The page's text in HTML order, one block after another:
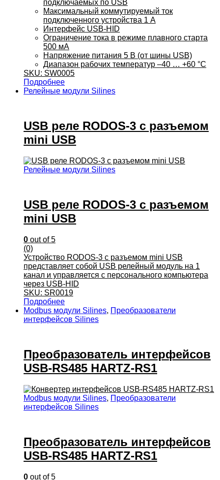
подключаемых по USB
Максимальный коммутируемый ток
подключенного устройства 1 A
Интерфейс USB-HID
Ограничение тока в режиме плавного старта
500 мА
Напряжение питания 5 B (от шины USB)
Диапазон рабочих температур –40 … +60 °C
SKU: SW0005
Подробнее
Релейные модули Silines
USB реле RODOS-3 c разъемом
mini USB
Релейные модули Silines
USB реле RODOS-3 c разъемом
mini USB
0 out of 5
(0)
Устройство RODOS-3 c разъемом mini USB
представляет собой USB релейный модуль на 1
канал и управляется с персонального компьютера
через USB-HID
SKU: SR0019
Подробнее
Modbus модули Silines, Преобразователи
интерфейсов Silines
Преобразователь интерфейсов
USB-RS485 HARTZ-RS1
Modbus модули Silines, Преобразователи
интерфейсов Silines
Преобразователь интерфейсов
USB-RS485 HARTZ-RS1
0 out of 5